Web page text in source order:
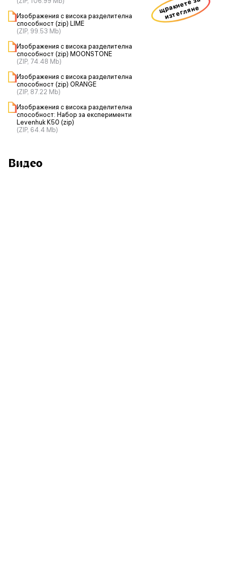
Изображения с висока разделителна
способност (zip) LIME
(ZIP, 99.53 Mb)
Изображения с висока разделителна
способност (zip) MOONSTONE
(ZIP, 74.48 Mb)
Изображения с висока разделителна
способност (zip) ORANGE
(ZIP, 87.22 Mb)
Изображения с висока разделителна
способност: Набор за експерименти
Levenhuk K50 (zip)
(ZIP, 64.4 Mb)
щракнете за
изтегляне
Видео